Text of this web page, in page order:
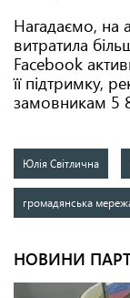
Нагадаємо, на
витратила
Facebook
її підтримку,
замовникам 5
Юлія Світлична
громадянська